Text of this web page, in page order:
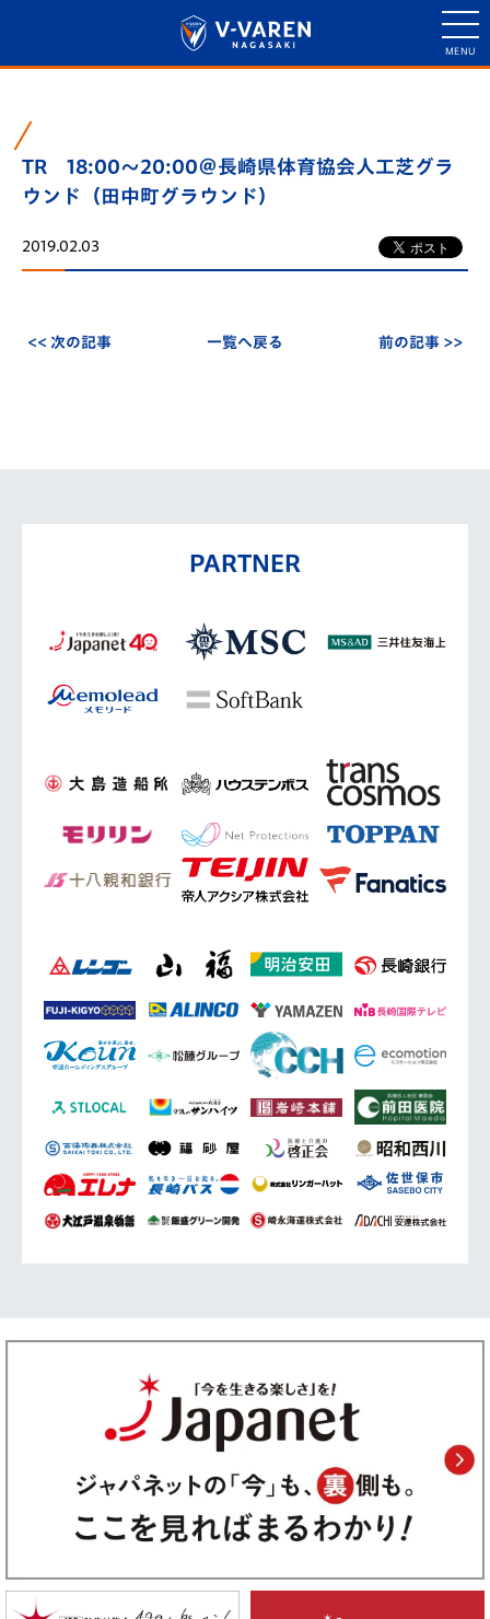
TR 18:00～20:00＠長崎県体育協会人工芝グラ
ウンド（田中町グラウンド）
2019.02.03
<< 次の記事 一覧へ戻る 前の記事 >>
PARTNER